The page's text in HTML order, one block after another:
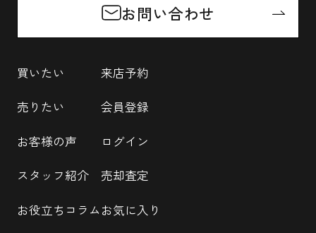
お問い合わせ
買いたい
売りたい
お客様の声
スタッフ紹介
お役立ちコラム
来店予約
会員登録
ログイン
売却査定
お気に入り